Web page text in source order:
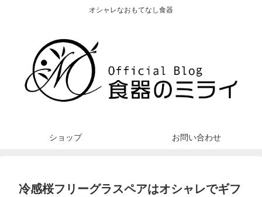
オシャレなおもてなし食器
ショップ お問い合わせ
冷感桜フリーグラスペアはオシャレでギフ